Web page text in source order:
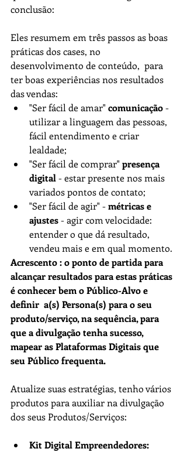
conclusão:
Eles resumem em três passos as boas
práticas dos cases, no
desenvolvimento de conteúdo,  para
ter boas experiências nos resultados
das vendas:
"Ser fácil de amar" comunicação -
utilizar a linguagem das pessoas,
fácil entendimento e criar
lealdade;
"Ser fácil de comprar" presença
digital - estar presente nos mais
variados pontos de contato;
"Ser fácil de agir" - métricas e
ajustes - agir com velocidade:
entender o que dá resultado,
vendeu mais e em qual momento.
Acrescento : o ponto de partida para
alcançar resultados para estas práticas
é conhecer bem o Público-Alvo e
definir  a(s) Persona(s) para o seu
produto/serviço, na sequência, para
que a divulgação tenha sucesso,
mapear as Plataformas Digitais que
seu Público frequenta.
Atualize suas estratégias, tenho vários
produtos para auxiliar na divulgação
dos seus Produtos/Serviços:
Kit Digital Empreendedores: